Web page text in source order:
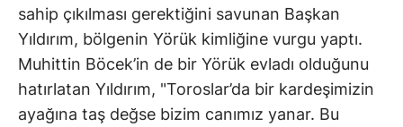
sahip çıkılması gerektiğini savunan Başkan
Yıldırım, bölgenin Yörük kimliğine vurgu yaptı.
Muhittin Böcek’in de bir Yörük evladı olduğunu
hatırlatan Yıldırım, "Toroslar’da bir kardeşimizin
ayağına taş değse bizim canımız yanar. Bu